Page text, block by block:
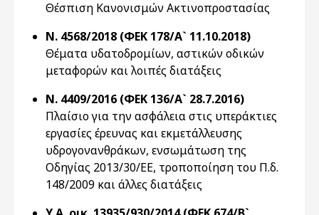
Θέσπιση Κανονισμών Ακτινοπροστασίας
Ν. 4568/2018 (ΦΕΚ 178/Α` 11.10.2018)
Θέματα υδατοδρομίων, αστικών οδικών
μεταφορών και λοιπές διατάξεις
Ν. 4409/2016 (ΦΕΚ 136/Α` 28.7.2016)
Πλαίσιο για την ασφάλεια στις υπεράκτιες
εργασίες έρευνας και εκμετάλλευσης
υδρογονανθράκων, ενσωμάτωση της
Οδηγίας 2013/30/ΕΕ, τροποποίηση του Π.δ.
148/2009 και άλλες διατάξεις